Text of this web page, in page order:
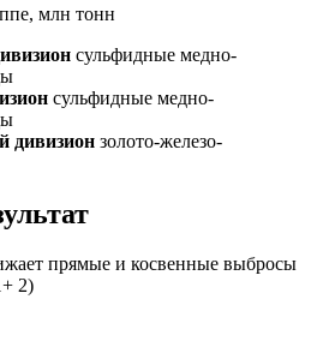
млн тонн
сульфидные медно-
сульфидные медно-
дивизион золото-железо-
прямые и косвенные выбросы
2)